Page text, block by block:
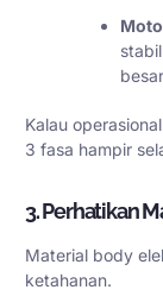
Kalau
3 fasa hampir
3. Perhatikan
Material body
ketahanan.